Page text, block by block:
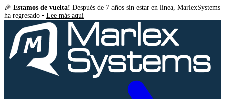
🎉 Estamos de vuelta! Después de 7 años sin estar en línea, MarlexSystems
ha regresado • Lee más aquí